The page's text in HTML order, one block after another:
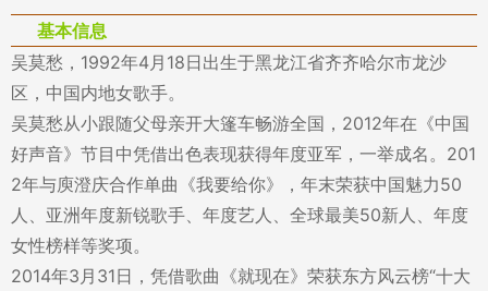
基本信息
吴莫愁，1992年4月18日出生于黑龙江省齐齐哈尔市龙沙
区，中国内地女歌手。
吴莫愁从小跟随父母亲开大篷车畅游全国，2012年在《中国
好声音》节目中凭借出色表现获得年度亚军，一举成名。201
2年与庾澄庆合作单曲《我要给你》，年末荣获中国魅力50
人、亚洲年度新锐歌手、年度艺人、全球最美50新人、年度
女性榜样等奖项。
2014年3月31日，凭借歌曲《就现在》荣获东方风云榜“十大